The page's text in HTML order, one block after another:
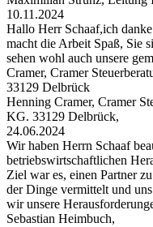
10.11.2024
Hallo Herr Schaaf,ich
macht die Arbeit Spaß, Sie
sehen wohl auch unsere
Cramer, Cramer
33129 Delbrück
Henning Cramer, Cramer
KG. 33129 Delbrück,
24.06.2024
Wir haben Herrn Schaaf
betriebswirtschaftlichen
Ziel war es, einen Partner
der Dinge vermittelt und
wir unsere
Sebastian Heimbuch,